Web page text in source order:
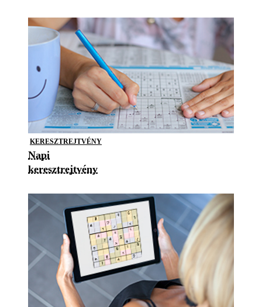
KERESZTREJTVÉNY
Napi
keresztrejtvény